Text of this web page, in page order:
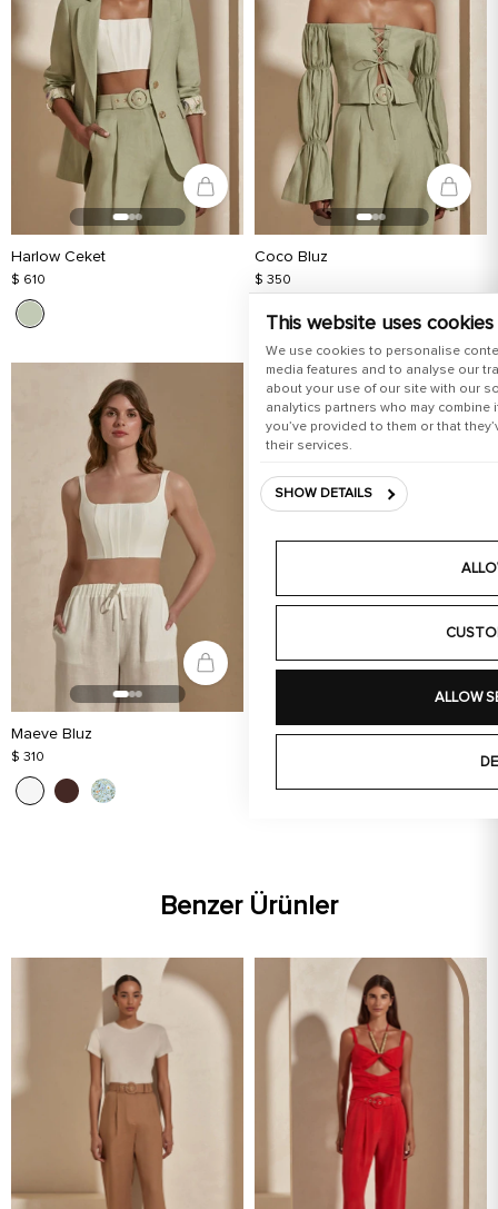
This website uses cookies
We use cookies to personalise
media features and to analyse our
about your use of our site with our
analytics partners who may
you’ve provided to them or that
their services.
SHOW DETAILS
ALLOW
Harlow Ceket
$ 610
Coco Bluz
$ 350
Maeve Bluz
$ 310
Benzer Ürünler